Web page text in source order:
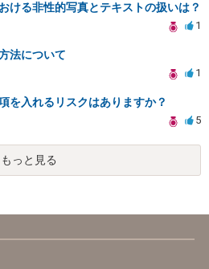
ける非性的写真とテキストの扱いは？
1
法について
1
を入れるリスクはありますか？
5
もっと見る